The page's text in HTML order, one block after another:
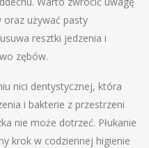
oraz używać pasty
resztki jedzenia i
zębów.
nici dentystycznej, która
i bakterie z przestrzeni
nie może dotrzeć. Płukanie
krok w codziennej higienie